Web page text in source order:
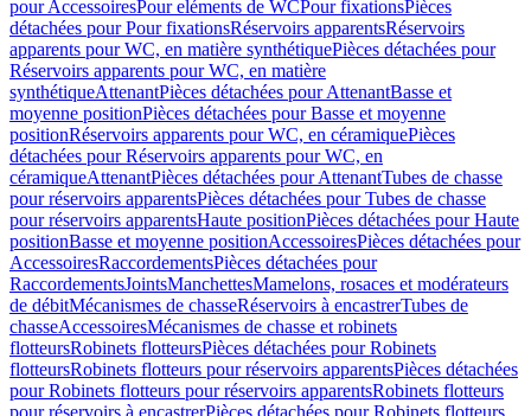
pour AccessoiresPour eléments de WCPour fixationsPièces
détachées pour Pour fixationsRéservoirs apparentsRéservoirs
apparents pour WC, en matière synthétiquePièces détachées pour
Réservoirs apparents pour WC, en matière
synthétiqueAttenantPièces détachées pour AttenantBasse et
moyenne positionPièces détachées pour Basse et moyenne
positionRéservoirs apparents pour WC, en céramiquePièces
détachées pour Réservoirs apparents pour WC, en
céramiqueAttenantPièces détachées pour AttenantTubes de chasse
pour réservoirs apparentsPièces détachées pour Tubes de chasse
pour réservoirs apparentsHaute positionPièces détachées pour Haute
positionBasse et moyenne positionAccessoiresPièces détachées pour
AccessoiresRaccordementsPièces détachées pour
RaccordementsJointsManchettesMamelons, rosaces et modérateurs
de débitMécanismes de chasseRéservoirs à encastrerTubes de
chasseAccessoiresMécanismes de chasse et robinets
flotteursRobinets flotteursPièces détachées pour Robinets
flotteursRobinets flotteurs pour réservoirs apparentsPièces détachées
pour Robinets flotteurs pour réservoirs apparentsRobinets flotteurs
pour réservoirs à encastrerPièces détachées pour Robinets flotteurs